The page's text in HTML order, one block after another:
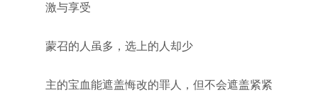
激与享受
蒙召的人虽多，选上的人却少
主的宝血能遮盖悔改的罪人，但不会遮盖紧紧